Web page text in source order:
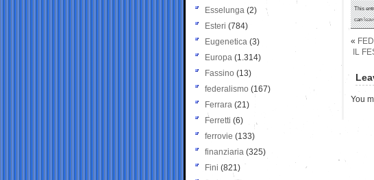
This
can
«
IL
You
Esselunga (2)
Esteri (784)
Eugenetica (3)
Europa (1.314)
Fassino (13)
federalismo (167)
Ferrara (21)
Ferretti (6)
ferrovie (133)
finanziaria (325)
Fini (821)